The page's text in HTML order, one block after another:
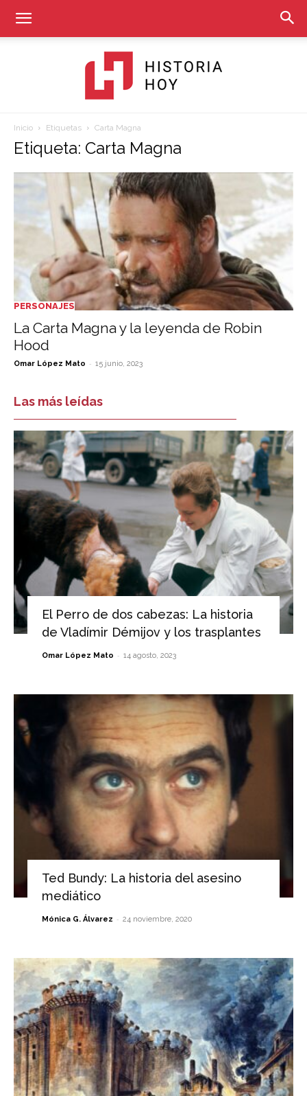
Hoy
Inicio Etiquetas Carta Magna
Etiqueta: Carta Magna
PERSONAJES
La Carta Magna y la leyenda de Robin
Hood
Omar López Mato - 15 junio, 2023
Las más leídas
El Perro de dos cabezas: La historia
de Vladímir Démijov y los trasplantes
Omar López Mato - 14 agosto, 2023
Ted Bundy: La historia del asesino
mediático
Mónica G. Álvarez - 24 noviembre, 2020